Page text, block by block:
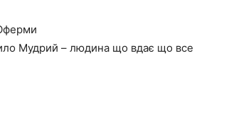
Мудрий – людина що вдає що все